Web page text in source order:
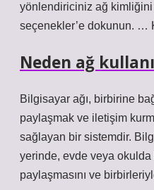
yönlendiriciniz ağ kimliğini
seçenekler’e dokunun. …
Neden ağ
Bilgisayar ağı, birbirine
paylaşmak ve iletişim
sağlayan bir sistemdir.
yerinde, evde veya okulda
paylaşmasını ve